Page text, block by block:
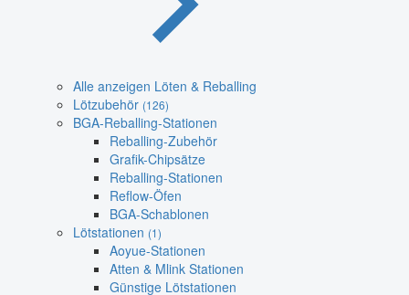
Alle anzeigen Löten & Reballing
Lötzubehör (126)
BGA-Reballing-Stationen
Reballing-Zubehör
Grafik-Chipsätze
Reballing-Stationen
Reflow-Öfen
BGA-Schablonen
Lötstationen (1)
Aoyue-Stationen
Atten & Mlink Stationen
Günstige Lötstationen